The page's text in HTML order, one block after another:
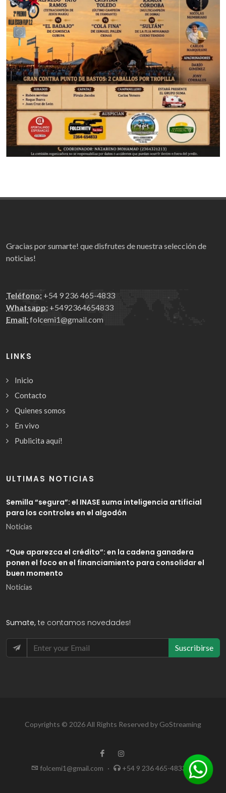
Gracias por sumarte! que disfrutes de nuestra selección de
noticias!
Teléfono: +54 9 236 465-4833
Whatsapp: +5492364654833
Email:folcemi1@gmail.com
LINKS
Inicio
Contacto
Quienes somos
En vivo
Publicita aquí!
ULTIMAS NOTICIAS
Semilla “segura”: el INASE suma inteligencia artificial
para los controles en el algodón
Noticias
“Que aparezca el crédito”: en la cadena ganadera
ponen el foco en el financiamiento para consolidar el
buen momento
Noticias
Sumate, te contamos novedades!
Suscribirse
Copyrights © 2026 All Rights Reserved by GoStreaming
folcemi1@gmail.com · +54 9 236 465-4833 ·